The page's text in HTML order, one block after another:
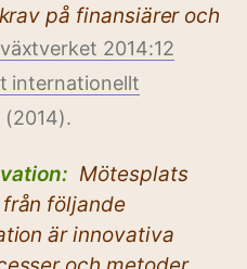
på finansiärer och
2014:12
internationellt
(2014).
Mötesplats
följande
är innovativa